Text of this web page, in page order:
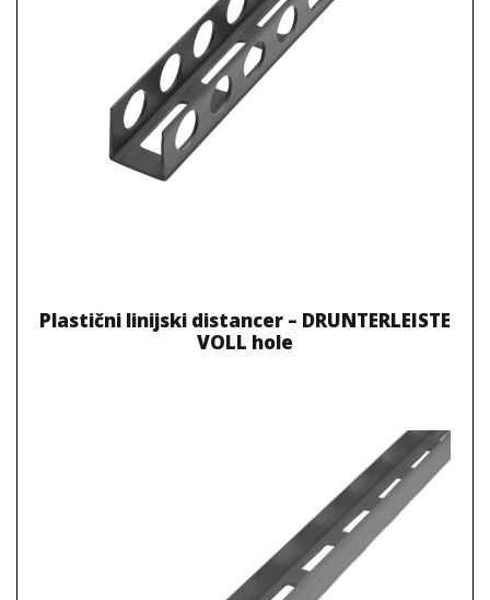
Plastični linijski distancer – DRUNTERLEISTE
VOLL hole